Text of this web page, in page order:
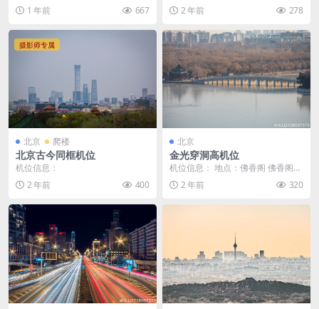
1 年前
667
2 年前
278
摄影师专属
北京 爬楼
北京古今同框机位
机位信息：
2 年前
400
北京
金光穿洞高机位
机位信息： 地点：佛香阁 佛香阁门
票10元，焦段200~300
2 年前 320